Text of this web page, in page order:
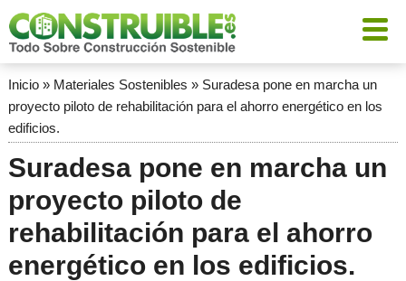
Inicio» Materiales Sostenibles » Suradesa pone en marcha un
proyecto piloto de rehabilitación para el ahorro energético en los
edificios.
Suradesa pone en marcha un
proyecto piloto de
rehabilitación para el ahorro
energético en los edificios.